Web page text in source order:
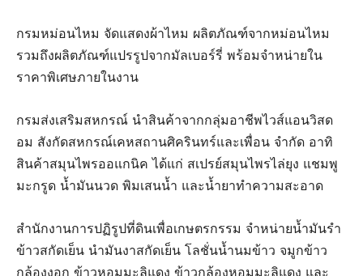
กรมหม่อนไหม จัดแสดงผ้าไหม ผลิตภัณฑ์จากหม่อนไหม
รวมถึงผลิตภัณฑ์แปรรูปจากมัลเบอร์รี่ พร้อมจำหน่ายใน
ราคาพิเศษภายในงาน
กรมส่งเสริมสหกรณ์ นำสินค้าจากกลุ่มอาชีพไวส์แอนวิสด
อม สังกัดสหกรณ์เคหสถานศิครินทร์และเพื่อน จำกัด อาทิ
สินค้าสมุนไพรออแกนิค ได้แก่ สเปรย์สมุนไพรไล่ยุง แชมพู
มะกรูด น้ำมันนวด พิมเสนน้ำ และน้ำยาทำความสะอาด
สำนักงานการปฏิรูปที่ดินเพื่อเกษตรกรรม จำหน่ายน้ำมันรำ
ข้าวสกัดเย็น นำมันงาสกัดเย็น โลชั่นน้ำนมข้าว จมูกข้าว
กล้องงอก ข้าวหอมมะลิแดง ข้าวกล้องหอมมะลิแดง และ